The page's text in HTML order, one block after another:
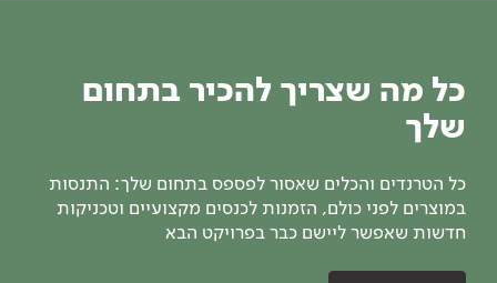
כל מה שצריך להכיר בתחום
שלך
כל הטרנדים והכלים שאסור לפספס בתחום שלך: התנסות
במוצרים לפני כולם, הזמנות לכנסים מקצועיים וטכניקות
חדשות שאפשר ליישם כבר בפרויקט הבא